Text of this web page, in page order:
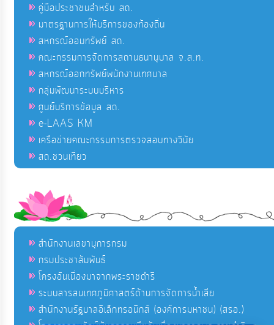
คู่มือประชาชนสำหรับ สถ.
มาตรฐานการให้บริการของท้องถิ่น
สหกรณ์ออมทรัพย์ สถ.
คณะกรรมการจัดการสถานธนานุบาล จ.ส.ท.
สหกรณ์ออกทรัพย์พนักงานเทศบาล
กลุ่มพัฒนาระบบบริหาร
ศูนย์บริการข้อมูล สถ.
e-LAAS KM
เครือข่ายคณะกรรมการตรวจสอบทางวินัย
สถ.ชวนเที่ยว
สำนักงานเลขานุการกรม
กรมประชาสัมพันธ์
โครงอันเนื่องมาจากพระราชดำริ
ระบบสารสนเทศภูมิศาสตร์ด้านการจัดการน้ำเสีย
สำนักงานรัฐบาลอิเล็กทรอนิกส์ (องค์การมหาชน) (สรอ.)